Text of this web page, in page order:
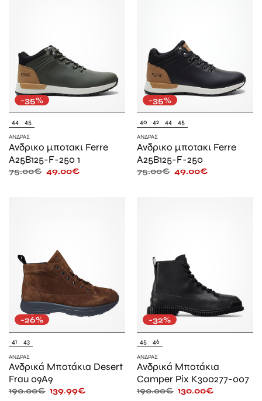
-35%
44 45
ΆΝΔΡΑΣ
Ανδρικο μποτακι Ferre
A25B125-F-250 1
75.00€ 49.00€
-35%
40 42 44 45
ΆΝΔΡΑΣ
Ανδρικο μποτακι Ferre
A25B125-F-250
75.00€ 49.00€
-26%
41 43
ΆΝΔΡΑΣ
Ανδρικά Μποτάκια Desert
Frau 09A9
190.00€ 139.99€
-32%
45 46
ΆΝΔΡΑΣ
Ανδρικά Μποτάκια
Camper Pix K300277-007
190.00€ 130.00€